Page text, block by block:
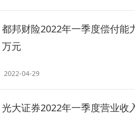
都邦财险2022年一季度偿付能
万元
2022-04-29
光大证券2022年一季度营业收